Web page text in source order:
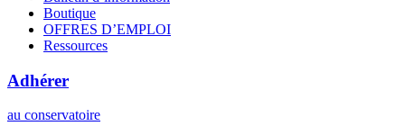
Boutique
OFFRES D’EMPLOI
Ressources
Adhérer
au conservatoire